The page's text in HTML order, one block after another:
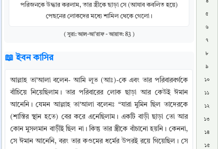
পরিজনকে উদ্ধার করলাম, তার স্ত্রীকে ছাড়া সে (আযাব কবলিত হয়ে)
পেছনের লোকদের মধ্যে শামিল থেকে গেলো।
( সূরা: আল-আ'রাফ - আয়াত: 83 )
📖 ইবন কাসির
আল্লাহ তা'আলা বলেন- আমি লূত (আঃ)-কে এবং তার পরিবারবর্গকে
বাঁচিয়ে নিয়েছিলাম। তার পরিবারের লোক ছাড়া আর কেউই ঈমান
আনেনি। যেমন আল্লাহ তা'আলা বলেনঃ “যারা মুমিন ছিল তাদেরকে
(শাস্তির স্থান হতে) বের করে এনেছিলাম। একটি বাড়ী ছাড়া তো আর
কোন মুসলমান বাড়ীই ছিল না। কিন্তু তার স্ত্রীকে বাঁচানো হয়নি। কেননা,
সে ঈমান আনেনি, বরং তার কওমের ধর্মের উপরই রয়ে গিয়েছিল। সে
৪
৫
৬
৭
৮
৯
১০
১১
১২
১৩
১৪
১৫